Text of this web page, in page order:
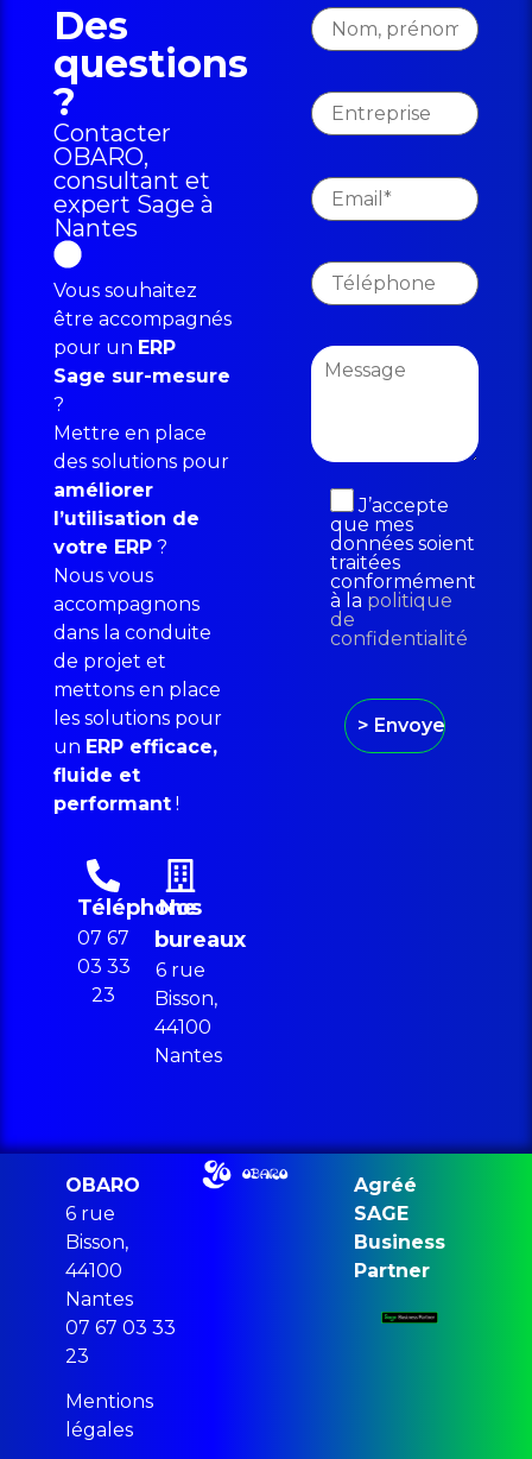
Des
questions
?
Contacter
OBARO,
consultant et
expert Sage à
Nantes
Vous souhaitez
être accompagnés
pour un ERP
Sage sur-mesure
?
Mettre en place
des solutions pour
améliorer
l’utilisation de
votre ERP?
Nous vous
accompagnons
dans la conduite
de projet et
mettons en place
les solutions pour
un ERP efficace,
fluide et
performant!
Téléphone
07 67
03 33
23
Nos
bureaux
6 rue
Bisson,
44100
Nantes
J’accepte
que mes
données soient
traitées
conformément
à la politique
de
confidentialité
OBARO
6 rue
Bisson,
44100
Nantes
07 67 03 33
23
Mentions
légales
Agréé
SAGE
Business
Partner